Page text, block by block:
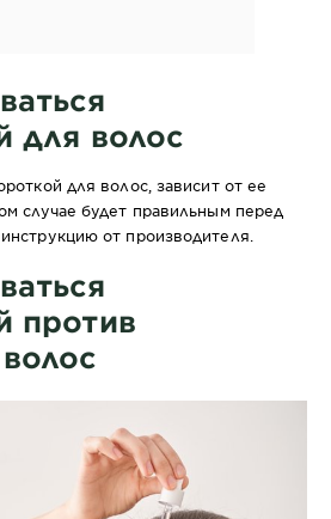
для волос
для волос, зависит от ее
случае будет правильным перед
от производителя.
против